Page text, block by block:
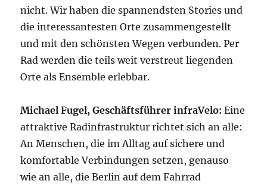
nicht. Wir haben die spannendsten Stories und
die interessantesten Orte zusammengestellt
und mit den schönsten Wegen verbunden. Per
Rad werden die teils weit verstreut liegenden
Orte als Ensemble erlebbar.
Michael Fugel, Geschäftsführer infraVelo: Eine
attraktive Radinfrastruktur richtet sich an alle:
An Menschen, die im Alltag auf sichere und
komfortable Verbindungen setzen, genauso
wie an alle, die Berlin auf dem Fahrrad